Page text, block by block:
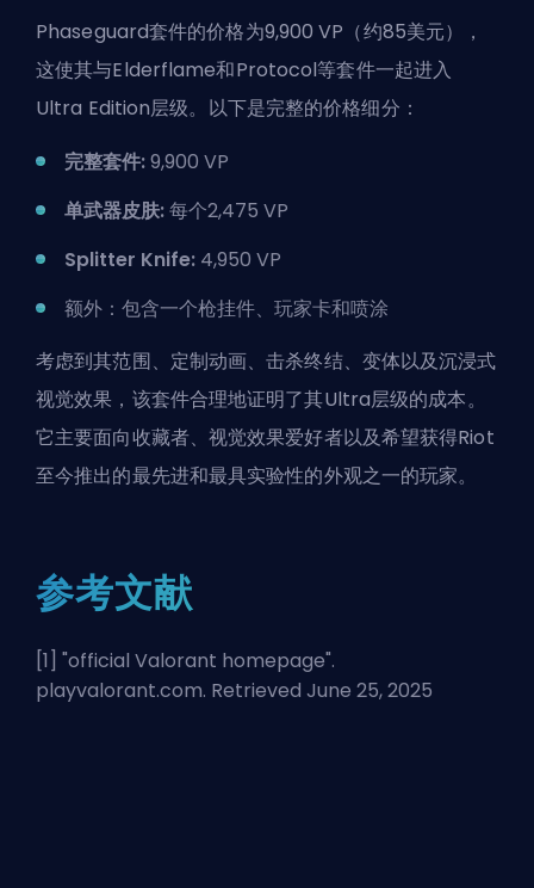
Phaseguard套件的价格为9,900 VP（约85美元），
这使其与Elderflame和Protocol等套件一起进入
Ultra Edition层级。以下是完整的价格细分：
完整套件:9,900 VP
单武器皮肤:每个2,475 VP
Splitter Knife: 4,950 VP
额外：包含一个枪挂件、玩家卡和喷涂
考虑到其范围、定制动画、击杀终结、变体以及沉浸式
视觉效果，该套件合理地证明了其Ultra层级的成本。
它主要面向收藏者、视觉效果爱好者以及希望获得Riot
至今推出的最先进和最具实验性的外观之一的玩家。
参考文献
[1] "official Valorant homepage".
playvalorant.com. Retrieved June 25, 2025